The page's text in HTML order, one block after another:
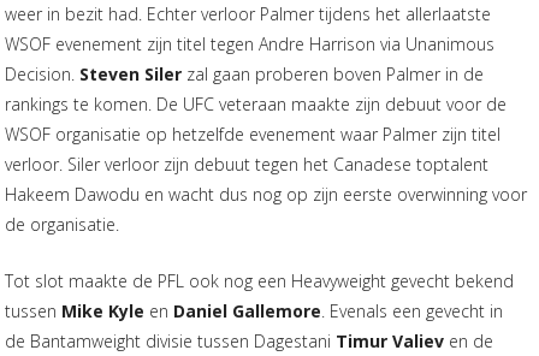
weer in bezit had. Echter verloor Palmer tijdens het allerlaatste
WSOF evenement zijn titel tegen Andre Harrison via Unanimous
Decision. Steven Siler zal gaan proberen boven Palmer in de
rankings te komen. De UFC veteraan maakte zijn debuut voor de
WSOF organisatie op hetzelfde evenement waar Palmer zijn titel
verloor. Siler verloor zijn debuut tegen het Canadese toptalent
Hakeem Dawodu en wacht dus nog op zijn eerste overwinning voor
de organisatie.
Tot slot maakte de PFL ook nog een Heavyweight gevecht bekend
tussen Mike Kyle en Daniel Gallemore. Evenals een gevecht in
de Bantamweight divisie tussen Dagestani Timur Valiev en de